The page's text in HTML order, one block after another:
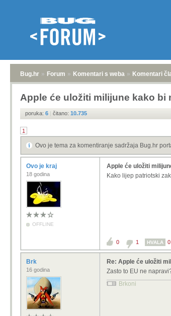
Bug.hr » Forum » Komentari s weba » Komentari
Apple će uložiti milijune kako bi
poruka: 6 | čitano: 10.735
1
Ovo je tema za komentiranje sadržaja Bug.hr
Ovo je kraj
18 godina
OFFLINE
Apple će uložiti
Kako lijep patriotski
0 1 HVALA 0
Brk
16 godina
Re: Apple će uložiti
Zasto to EU ne
Brkoni